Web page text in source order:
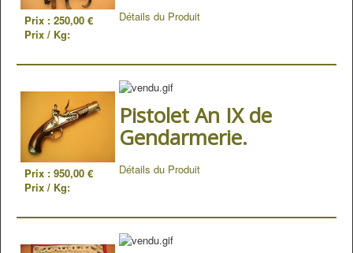
Prix : 250,00 €
Prix / Kg:
Détails du Produit
Prix : 950,00 €
Prix / Kg:
Pistolet An IX de
Gendarmerie.
Détails du Produit